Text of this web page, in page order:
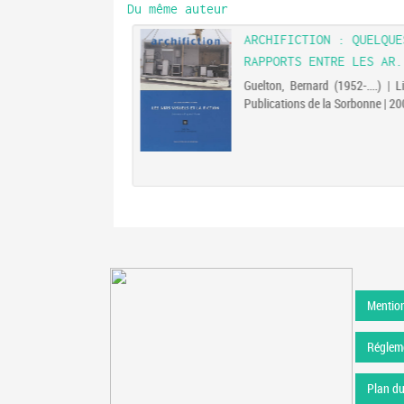
Du même auteur
ARCHIFICTION :
RAPPORTS ENTRE LES
Guelton, Bernard (1952-....) |
Publications de la Sorbonne |
Plan